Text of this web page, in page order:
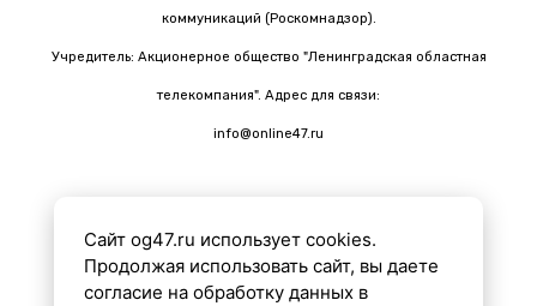
коммуникаций (Роскомнадзор).
Учредитель: Акционерное общество "Ленинградская областная
телекомпания". Адрес для связи:
info@online47.ru
Все материалы на сайте подготовлены с помощью ИИ
Сайт og47.ru использует cookies.
Продолжая использовать сайт, вы даете
согласие на обработку данных в